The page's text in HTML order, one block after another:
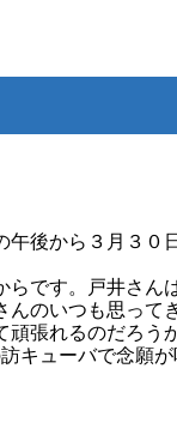
後から３月３０
です。戸井さん
んのいつも思って
張れるのだろうか
キューバで念願が